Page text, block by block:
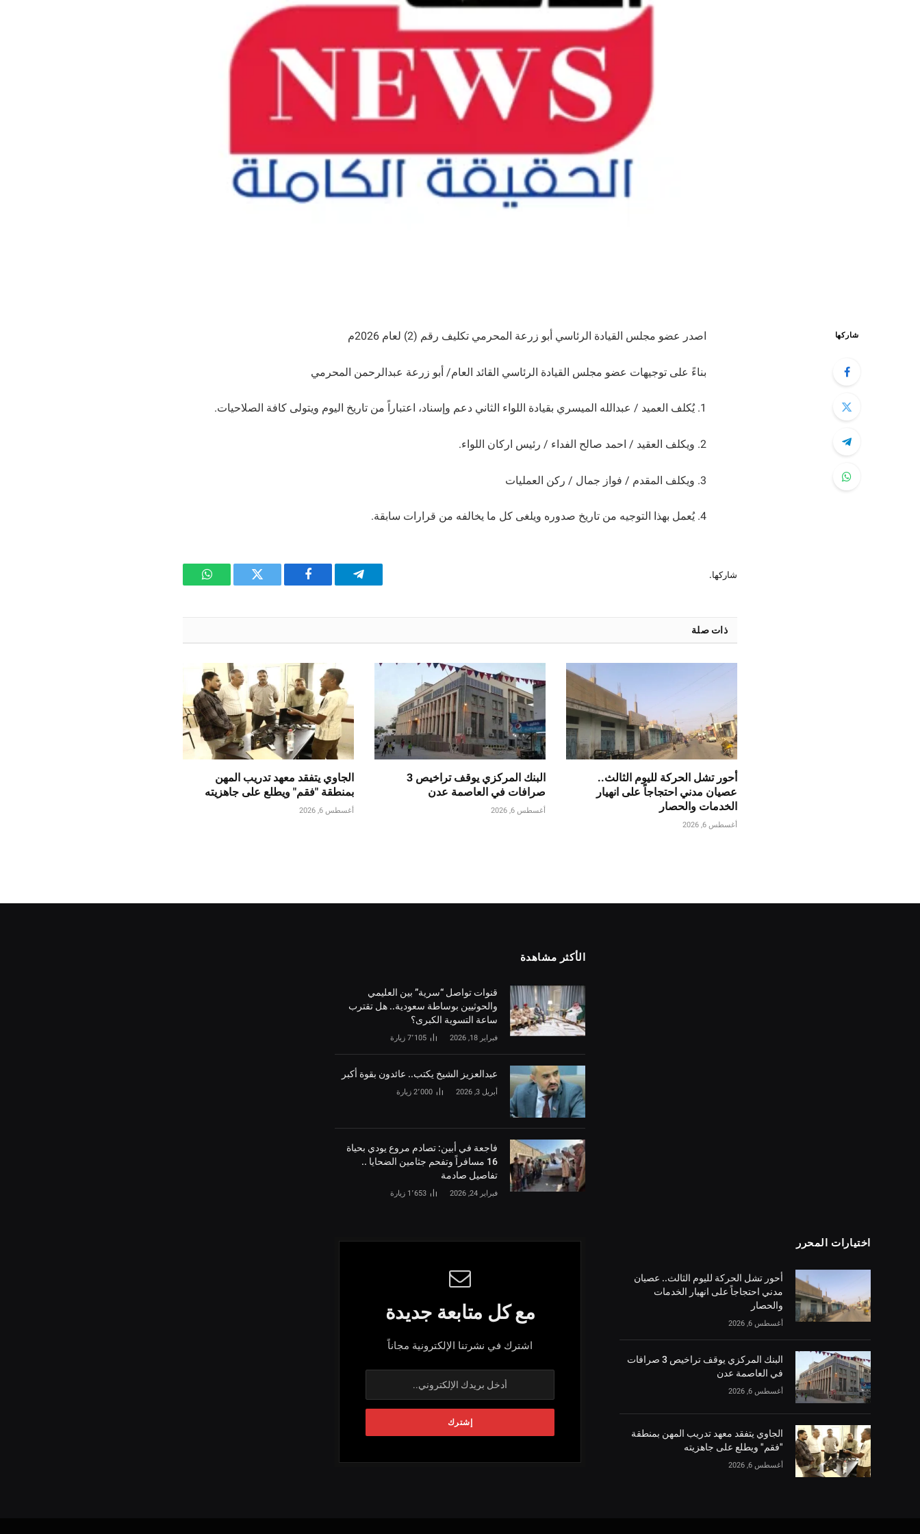
شاركها اصدر عضو مجلس القيادة الرئاسي أبو زرعة المحرمي تكليف رقم (2) لعام 2026م
بناءً على توجيهات عضو مجلس القيادة الرئاسي القائد العام/ أبو زرعة عبدالرحمن المحرمي
1. يُكلف العميد / عبدالله الميسري بقيادة اللواء الثاني دعم وإسناد، اعتباراً من تاريخ اليوم ويتولى كافة الصلاحيات.
2. ويكلف العقيد / احمد صالح الفداء / رئيس اركان اللواء.
3. ويكلف المقدم / فواز جمال / ركن العمليات
4. يُعمل بهذا التوجيه من تاريخ صدوره ويلغى كل ما يخالفه من قرارات سابقة.
شاركها.
تيلقرام فيسبوك تويتر واتساب
ذات صلة
أحور تشل الحركة لليوم الثالث..
عصيان مدني احتجاجاً على انهيار
الخدمات والحصار
أغسطس 6, 2026
البنك المركزي يوقف تراخيص 3
صرافات في العاصمة عدن
أغسطس 6, 2026
الجاوي يتفقد معهد تدريب المهن
بمنطقة "فقم" ويطلع على جاهزيته
أغسطس 6, 2026
الأكثر مشاهدة
قنوات تواصل “سرية” بين العليمي
والحوثيين بوساطة سعودية.. هل تقترب
ساعة التسوية الكبرى؟
فبراير 18, 2026 7٬105 زيارة
‏عبدالعزيز الشيخ يكتب.. عائدون بقوة أكبر
أبريل 3, 2026 2٬000 زيارة
فاجعة في أبين: تصادم مروع يودي بحياة
16 مسافراً وتفحم جثامين الضحايا ..
تفاصيل صادمة
فبراير 24, 2026 1٬653 زيارة
اختيارات المحرر
أحور تشل الحركة لليوم الثالث.. عصيان
مدني احتجاجاً على انهيار الخدمات
والحصار
أغسطس 6, 2026
البنك المركزي يوقف تراخيص 3 صرافات
في العاصمة عدن
أغسطس 6, 2026
الجاوي يتفقد معهد تدريب المهن بمنطقة
"فقم" ويطلع على جاهزيته
أغسطس 6, 2026
مع كل متابعة جديدة
اشترك في نشرتنا الإلكترونية مجاناً